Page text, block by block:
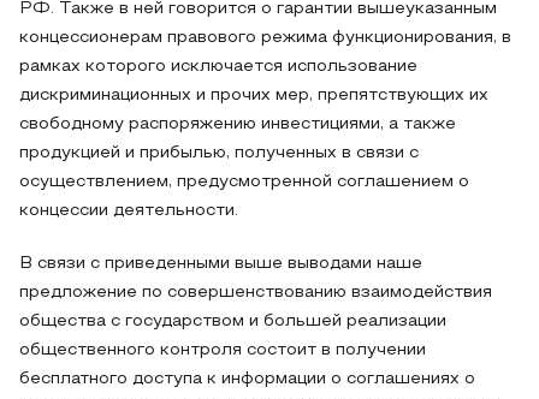
РФ. Также в ней говорится о гарантии вышеуказанным
концессионерам правового режима функционирования, в
рамках которого исключается использование
дискриминационных и прочих мер, препятствующих их
свободному распоряжению инвестициями, а также
продукцией и прибылью, полученных в связи с
осуществлением, предусмотренной соглашением о
концессии деятельности.
В связи с приведенными выше выводами наше
предложение по совершенствованию взаимодействия
общества с государством и большей реализации
общественного контроля состоит в получении
бесплатного доступа к информации о соглашениях о